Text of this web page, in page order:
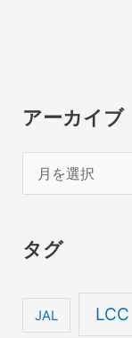
アーカイブ
ー
イ
タグ
JAL LCC